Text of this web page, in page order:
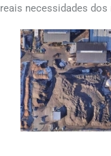
reais necessidades